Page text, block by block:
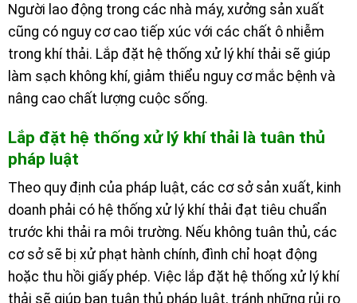
Người lao động trong các nhà máy, xưởng sản xuất
cũng có nguy cơ cao tiếp xúc với các chất ô nhiễm
trong khí thải. Lắp đặt hệ thống xử lý khí thải sẽ giúp
làm sạch không khí, giảm thiểu nguy cơ mắc bệnh và
nâng cao chất lượng cuộc sống.
Lắp đặt hệ thống xử lý khí thải là tuân thủ
pháp luật
Theo quy định của pháp luật, các cơ sở sản xuất, kinh
doanh phải có hệ thống xử lý khí thải đạt tiêu chuẩn
trước khi thải ra môi trường. Nếu không tuân thủ, các
cơ sở sẽ bị xử phạt hành chính, đình chỉ hoạt động
hoặc thu hồi giấy phép. Việc lắp đặt hệ thống xử lý khí
thải sẽ giúp bạn tuân thủ pháp luật, tránh những rủi ro